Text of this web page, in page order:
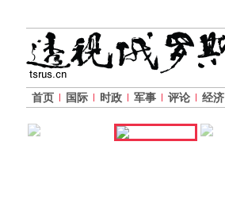
首页 国际 时政 军事 评论 经济